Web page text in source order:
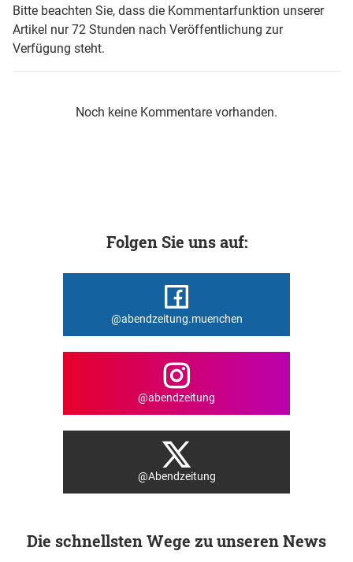
Bitte beachten Sie, dass die Kommentarfunktion unserer
Artikel nur 72 Stunden nach Veröffentlichung zur
Verfügung steht.
Noch keine Kommentare vorhanden.
Folgen Sie uns auf:
@abendzeitung.muenchen
@abendzeitung
@Abendzeitung
Die schnellsten Wege zu unseren News